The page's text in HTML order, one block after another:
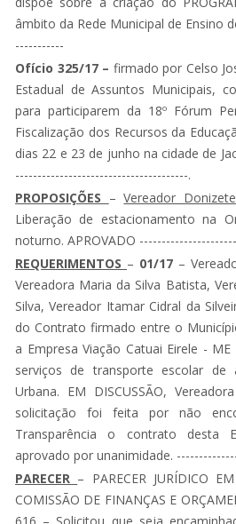
âmbito da Rede Municipal de Ensino
-----------
Ofício 325/17 – firmado por Celso
Estadual de Assuntos Municipais,
para participarem da 18º Fórum
Fiscalização dos Recursos da
dias 22 e 23 de junho na cidade de
---------------------------------------.
PROPOSIÇÕES –Vereador
Liberação de estacionamento na
noturno. APROVADO
REQUERIMENTOS – 01/17 –
Vereadora Maria da Silva Batista,
Silva, Vereador Itamar Cidral da
do Contrato firmado entre o
a Empresa Viação Catuai Eirele -
serviços de transporte escolar
Urbana. EM DISCUSSÃO,
solicitação foi feita por não
Transparência o contrato desta
aprovado por unanimidade.
PARECER – PARECER JURÍDICO
COMISSÃO DE FINANÇAS E